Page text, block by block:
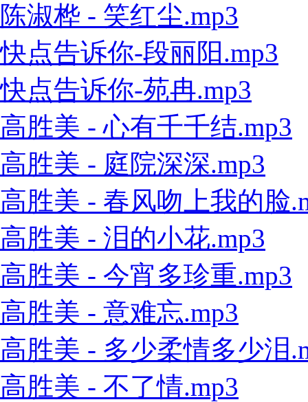
陈淑桦 - 笑红尘.mp3
快点告诉你-段丽阳.mp3
快点告诉你-苑冉.mp3
高胜美 - 心有千千结.mp3
高胜美 - 庭院深深.mp3
高胜美 - 春风吻上我的脸
高胜美 - 泪的小花.mp3
高胜美 - 今宵多珍重.mp3
高胜美 - 意难忘.mp3
高胜美 - 多少柔情多少泪
高胜美 - 不了情.mp3